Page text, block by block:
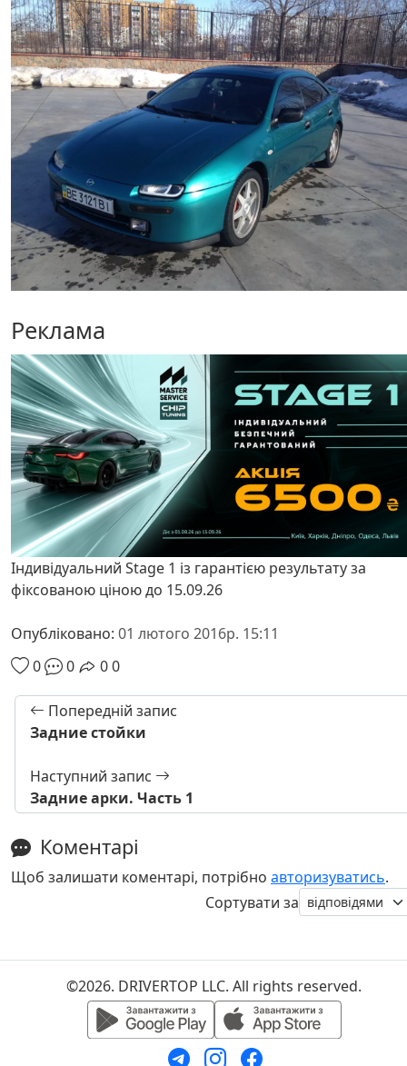
Реклама
Індивідуальний Stage 1 із гарантією результату за
фіксованою ціною до 15.09.26
Опубліковано: 01 лютого 2016р. 15:11
0
0 00
Попередній запис
Задние стойки
Наступний запис
Задние арки. Часть 1
Коментарі
Щоб залишати коментарі, потрібно авторизуватись.
Сортувати за
©2026. DRIVERTOP LLC. All rights reserved.